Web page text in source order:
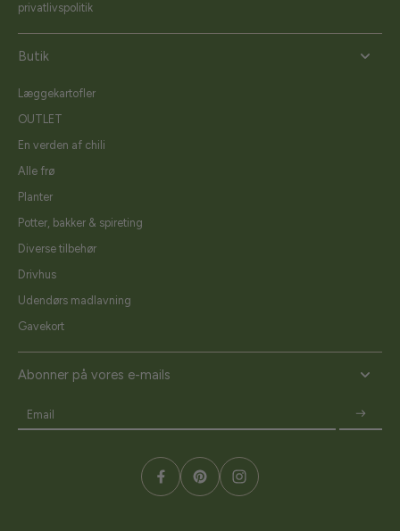
privatlivspolitik
Butik
Læggekartofler
OUTLET
En verden af chili
Alle frø
Planter
Potter, bakker & spireting
Diverse tilbehør
Drivhus
Udendørs madlavning
Gavekort
Abonner på vores e-mails
Email